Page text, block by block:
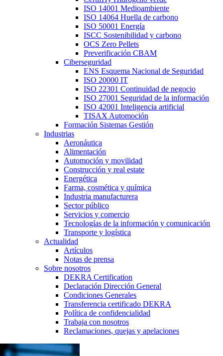
ISO 14001 Medioambiente
ISO 14064 Huella de carbono
ISO 50001 Energía
ISCC Sostenibilidad y carbono
OCS Zero Pellets
Preverificación CBAM
Ciberseguridad
ENS Esquema Nacional de Seguridad
ISO 20000 IT
ISO 22301 Continuidad de negocio
ISO 27001 Seguridad de la información
ISO 42001 Inteligencia artificial
TISAX Automoción
Formación Sistemas Gestión
Industrias
Aeronáutica
Alimentación
Automoción y movilidad
Construcción y real estate
Energética
Farma, cosmética y química
Industria manufacturera
Sector público
Servicios y comercio
Tecnologías de la información y comunicación
Transporte y logística
Actualidad
Artículos
Notas de prensa
Sobre nosotros
DEKRA Certification
Declaración Dirección General
Condiciones Generales
Transferencia certificado DEKRA
Política de confidencialidad
Trabaja con nosotros
Reclamaciones, quejas y apelaciones